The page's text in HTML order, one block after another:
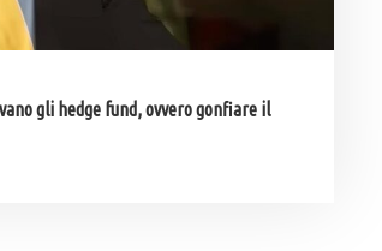
gli hedge fund, ovvero gonfiare il